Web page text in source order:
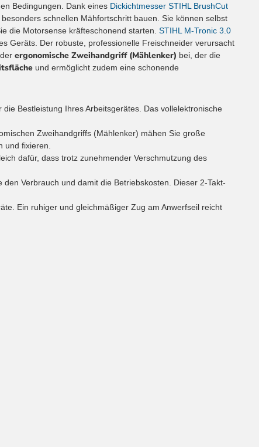
Bedingungen. Dank eines Dickichtmesser STIHL BrushCut
schnellen Mähfortschritt bauen. Sie können selbst
die Motorsense kräfteschonend starten. STIHL M-Tronic 3.0
Geräts. Der robuste, professionelle Freischneider verursacht
ergonomische Zweihandgriff (Mählenker) bei, der die
und ermöglicht zudem eine schonende
Bestleistung Ihres Arbeitsgerätes. Das vollelektronische
Zweihandgriffs (Mählenker) mähen Sie große
und fixieren.
dafür, dass trotz zunehmender Verschmutzung des
Verbrauch und damit die Betriebskosten. Dieser 2-Takt-
Ein ruhiger und gleichmäßiger Zug am Anwerfseil reicht